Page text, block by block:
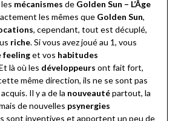
mécanismes de Golden Sun – L’Âge
les mêmes que Golden Sun,
, cependant, tout est décuplé,
riche. Si vous avez joué au 1, vous
feelinget vos habitudes
là où les développeurs ont fait fort,
même direction, ils ne se sont pas
Il y a de la nouveautépartout, la
de nouvelles psynergies
sont inventives et apportent un peu de